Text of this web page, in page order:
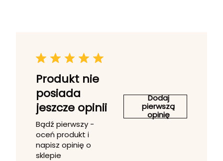
Produkt nie
posiada
jeszcze opinii
Bądź pierwszy -
oceń produkt i
napisz opinię o
sklepie
Dodaj
pierwszą
opinię